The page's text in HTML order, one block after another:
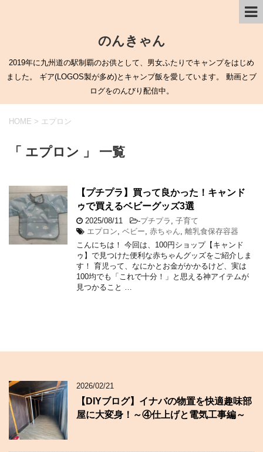
のんきゃん
2019年に九州道の駅制覇のお供として、男女ふたりでキャンプをはじめ
ました。 ギア(LOGOS製が多め)とキャンプ飯を愛しています。 動画とブ
ログをのんびり配信中。
HOME > エプロン
「 エプロン 」 一覧
【プチプラ】買って良かった！キャンド
ゥで買えるベビーグッズ3選
2025/08/11 -プチプラ
子育て
エプロン ベビー 赤ちゃん 離乳食保存容器
こんにちは！ 今回は、100円ショップ【キャンド
ゥ】で見つけた便利な赤ちゃんグッズをご紹介しま
す！ 育児って、なにかとお金がかかるけど、実は
100均でも「これで十分！」と思える神アイテムが
見つかること …
2026/02/21
【DIYブログ】イナバの物置を快適趣味部
屋に大変身！～④仕上げと電気工事編～